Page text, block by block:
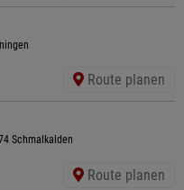
Route planen
Schmalkalden
Route planen